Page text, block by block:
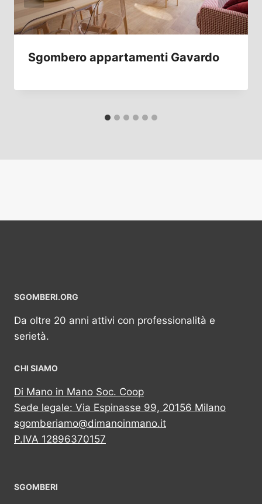
Sgombero appartamenti Gavardo
SGOMBERI.ORG
Da oltre 20 anni attivi con professionalità e
serietà.
CHI SIAMO
Di Mano in Mano Soc. Coop
Sede legale: Via Espinasse 99, 20156 Milano
sgomberiamo@dimanoinmano.it
P.IVA 12896370157
SGOMBERI